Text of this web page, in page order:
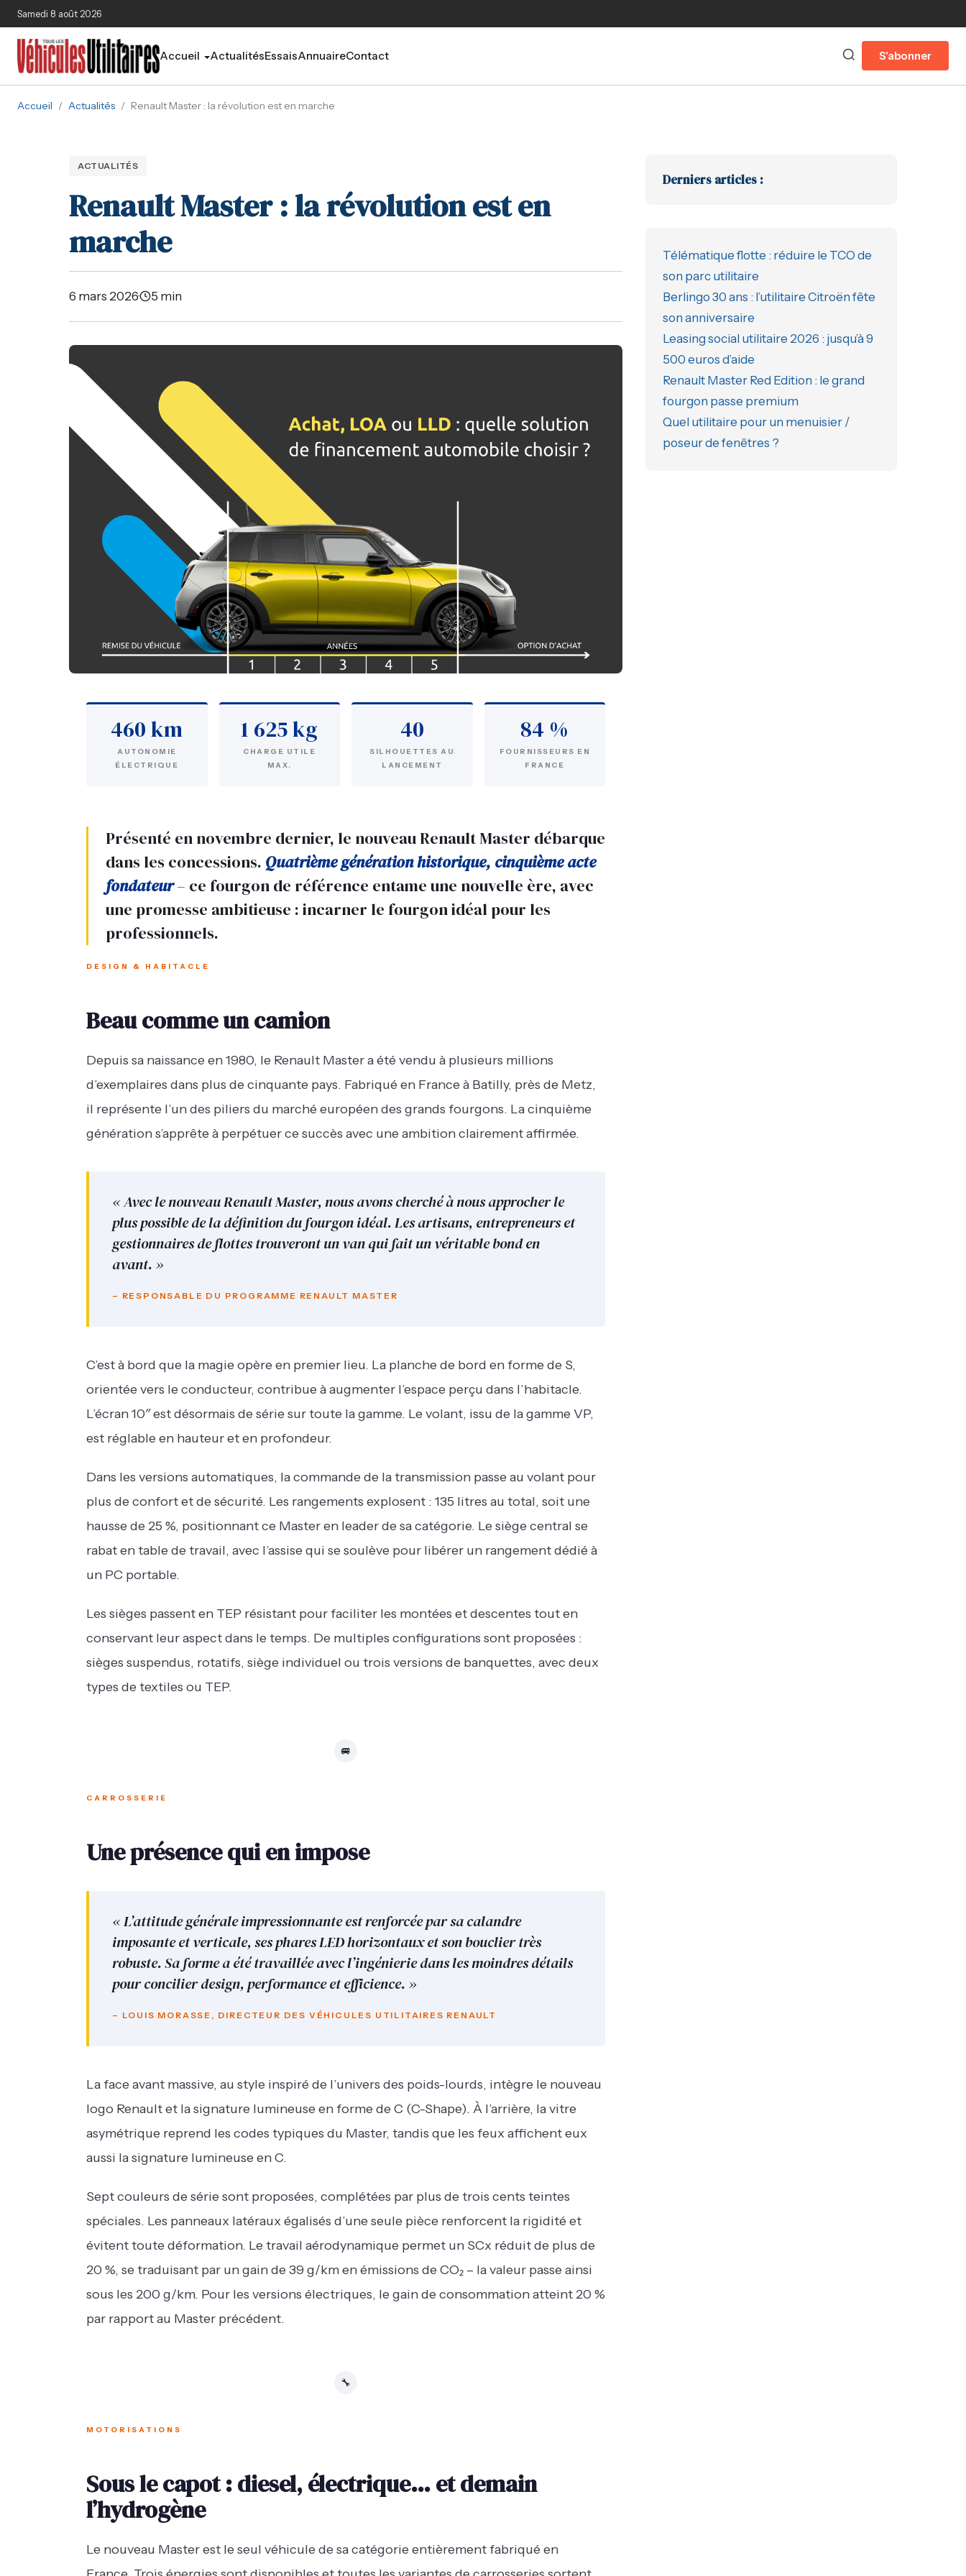
Aller au contenu principal
Samedi 8 août 2026
Accueil ActualitésEssaisAnnuaireContact S'abonner
Accueil / Actualités / Renault Master : la révolution est en marche
ACTUALITÉS
Renault Master : la révolution est en
marche
6 mars 2026· 5 min
460 km
AUTONOMIE
ÉLECTRIQUE
1 625 kg
CHARGE UTILE
MAX.
40
SILHOUETTES AU
LANCEMENT
84 %
FOURNISSEURS EN
FRANCE
Présenté en novembre dernier, le nouveau Renault Master débarque
dans les concessions. Quatrième génération historique, cinquième acte
fondateur– ce fourgon de référence entame une nouvelle ère, avec
une promesse ambitieuse : incarner le fourgon idéal pour les
professionnels.
DESIGN & HABITACLE
Beau comme un camion
Depuis sa naissance en 1980, le Renault Master a été vendu à plusieurs millions
d’exemplaires dans plus de cinquante pays. Fabriqué en France à Batilly, près de Metz,
il représente l’un des piliers du marché européen des grands fourgons. La cinquième
génération s’apprête à perpétuer ce succès avec une ambition clairement affirmée.
« Avec le nouveau Renault Master, nous avons cherché à nous approcher le
plus possible de la définition du fourgon idéal. Les artisans, entrepreneurs et
gestionnaires de flottes trouveront un van qui fait un véritable bond en
avant. »
– RESPONSABLE DU PROGRAMME RENAULT MASTER
C’est à bord que la magie opère en premier lieu. La planche de bord en forme de S,
orientée vers le conducteur, contribue à augmenter l’espace perçu dans l’habitacle.
L’écran 10″ est désormais de série sur toute la gamme. Le volant, issu de la gamme VP,
est réglable en hauteur et en profondeur.
Dans les versions automatiques, la commande de la transmission passe au volant pour
plus de confort et de sécurité. Les rangements explosent : 135 litres au total, soit une
hausse de 25 %, positionnant ce Master en leader de sa catégorie. Le siège central se
rabat en table de travail, avec l’assise qui se soulève pour libérer un rangement dédié à
un PC portable.
Les sièges passent en TEP résistant pour faciliter les montées et descentes tout en
conservant leur aspect dans le temps. De multiples configurations sont proposées :
sièges suspendus, rotatifs, siège individuel ou trois versions de banquettes, avec deux
types de textiles ou TEP.
🚐
CARROSSERIE
Une présence qui en impose
« L’attitude générale impressionnante est renforcée par sa calandre
imposante et verticale, ses phares LED horizontaux et son bouclier très
robuste. Sa forme a été travaillée avec l’ingénierie dans les moindres détails
pour concilier design, performance et efficience. »
– LOUIS MORASSE, DIRECTEUR DES VÉHICULES UTILITAIRES RENAULT
La face avant massive, au style inspiré de l’univers des poids-lourds, intègre le nouveau
logo Renault et la signature lumineuse en forme de C (C-Shape). À l’arrière, la vitre
asymétrique reprend les codes typiques du Master, tandis que les feux affichent eux
aussi la signature lumineuse en C.
Sept couleurs de série sont proposées, complétées par plus de trois cents teintes
spéciales. Les panneaux latéraux égalisés d’une seule pièce renforcent la rigidité et
évitent toute déformation. Le travail aérodynamique permet un SCx réduit de plus de
20 %, se traduisant par un gain de 39 g/km en émissions de CO₂ – la valeur passe ainsi
sous les 200 g/km. Pour les versions électriques, le gain de consommation atteint 20 %
par rapport au Master précédent.
🔧
MOTORISATIONS
Sous le capot : diesel, électrique… et demain
l’hydrogène
Le nouveau Master est le seul véhicule de sa catégorie entièrement fabriqué en
Derniers articles :
Télématique flotte : réduire le TCO de
son parc utilitaire
Berlingo 30 ans : l’utilitaire Citroën fête
son anniversaire
Leasing social utilitaire 2026 : jusqu’à 9
500 euros d’aide
Renault Master Red Edition : le grand
fourgon passe premium
Quel utilitaire pour un menuisier /
poseur de fenêtres ?